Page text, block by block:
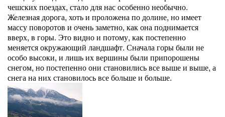
чешских поездах, стало для нас особенно необычно.
Железная дорога, хоть и проложена по долине, но имеет
массу поворотов и очень заметно, как она поднимается
вверх, в горы. Это видно и потому, как постепенно
меняется окружающий ландшафт. Сначала горы были не
особо высоки, и лишь их вершины были припорошены
снегом, но постепенно они становились все выше и выше, а
снега на них становилось все больше и больше.